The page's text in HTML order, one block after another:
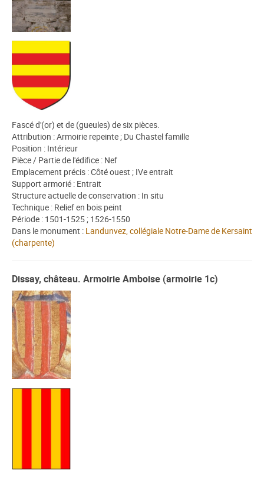
Fascé d'(or) et de (gueules) de six pièces.
Attribution : Armoirie repeinte ; Du Chastel famille
Position : Intérieur
Pièce / Partie de l'édifice : Nef
Emplacement précis : Côté ouest ; IVe entrait
Support armorié : Entrait
Structure actuelle de conservation : In situ
Technique : Relief en bois peint
Période : 1501-1525 ; 1526-1550
Dans le monument : Landunvez, collégiale Notre-Dame de Kersaint
(charpente)
Dissay, château. Armoirie Amboise (armoirie 1c)